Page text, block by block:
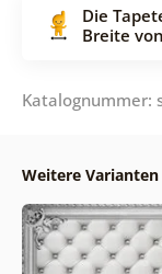
Die
Breite
Katalognummer:
Weitere Varianten